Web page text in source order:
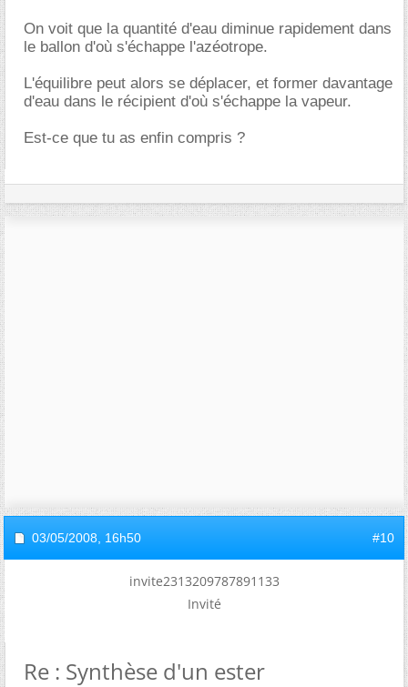
On voit que la quantité d'eau diminue rapidement dans
le ballon d'où s'échappe l'azéotrope.
L'équilibre peut alors se déplacer, et former davantage
d'eau dans le récipient d'où s'échappe la vapeur.
Est-ce que tu as enfin compris ?
03/05/2008, 16h50 #10
invite2313209787891133
Invité
Re : Synthèse d'un ester